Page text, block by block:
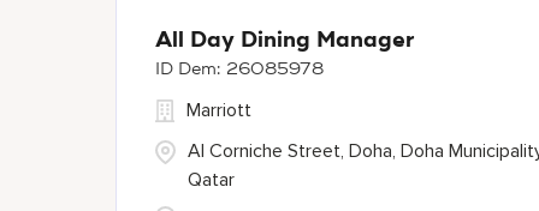
All Day Dining Manager
26085978
Al Corniche Street, Doha, Doha
Qatar
Marriott